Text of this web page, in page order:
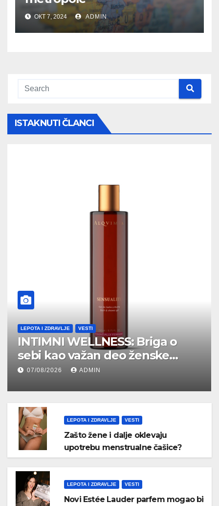
ОКТ 7, 2024 ADMIN
ISTAKNUTI ČLANCI
LEPOTA I ZDRAVLJE VESTI
INTIMNI WELLNESS: Briga o
sebi kao važan deo ženske
senzualnosti
07/08/2026 ADMIN
LEPOTA I ZDRAVLJE VESTI
Zašto žene i dalje oklevaju
upotrebu menstrualne čašice?
LEPOTA I ZDRAVLJE VESTI
Novi Estée Lauder parfem mogao bi